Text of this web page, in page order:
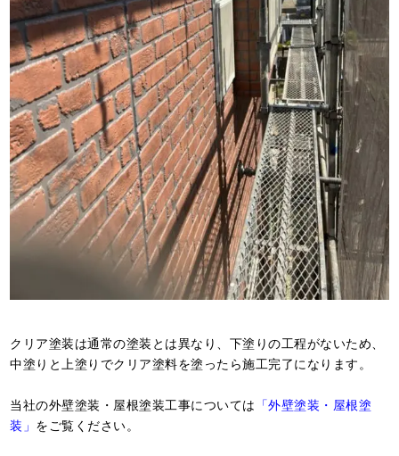
クリア塗装は通常の塗装とは異なり、下塗りの工程がないため、
中塗りと上塗りでクリア塗料を塗ったら施工完了になります。
当社の外壁塗装・屋根塗装工事については 「外壁塗装・屋根塗
装」 をご覧ください。